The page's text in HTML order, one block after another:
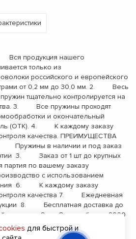
продукция нашего
только из
российского и европейского
от 0,2 мм до 30,0 мм. 2. Весь
тщательно контролируется на
3. Все пружины проходят
и окончательный
(ОТК). 4. К каждому заказу
качества. ПРЕИМУЩЕСТВА
в наличии и под заказ
3. Заказ от 1 шт до крупных
по вашему заказу
с использованием
6. К каждому заказу
качества 7. Ежедневная
8. Бесплатная доставка до
компании 9. Опыт работы с 2000
для быстрой и